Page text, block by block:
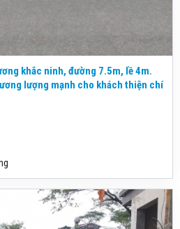
khắc ninh, đường 7.5m, lề 4m.
lượng mạnh cho khách thiện chí